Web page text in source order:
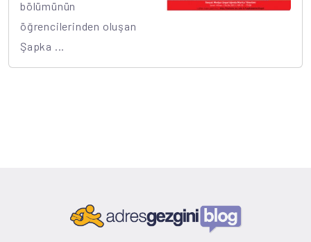
bölümünün
öğrencilerinden oluşan
Şapka ...